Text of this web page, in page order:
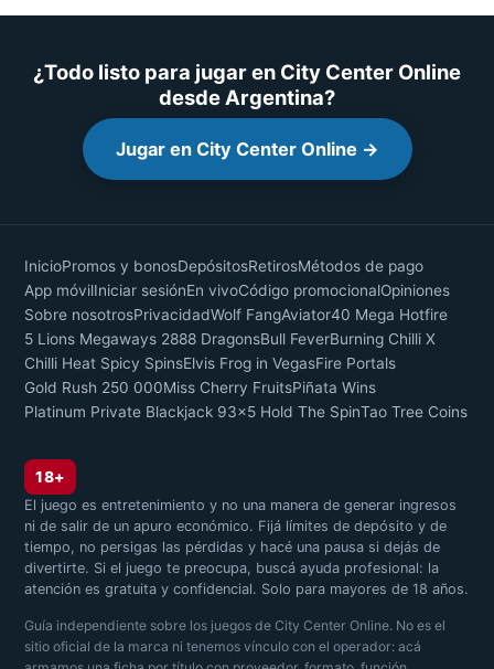
¿Todo listo para jugar en City Center Online
desde Argentina?
Jugar en City Center Online →
InicioPromos y bonosDepósitosRetirosMétodos de pago
App móvilIniciar sesiónEn vivoCódigo promocionalOpiniones
Sobre nosotrosPrivacidadWolf FangAviator40 Mega Hotfire
5 Lions Megaways 2888 DragonsBull FeverBurning Chilli X
Chilli Heat Spicy SpinsElvis Frog in VegasFire Portals
Gold Rush 250 000Miss Cherry FruitsPiñata Wins
Platinum Private Blackjack 93x5 Hold The SpinTao Tree Coins
18+
El juego es entretenimiento y no una manera de generar ingresos
ni de salir de un apuro económico. Fijá límites de depósito y de
tiempo, no persigas las pérdidas y hacé una pausa si dejás de
divertirte. Si el juego te preocupa, buscá ayuda profesional: la
atención es gratuita y confidencial. Solo para mayores de 18 años.
Guía independiente sobre los juegos de City Center Online. No es el
sitio oficial de la marca ni tenemos vínculo con el operador: acá